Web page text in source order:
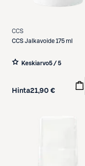
CCS
CCS Jalkavoide 175 ml
Keskiarvo5 / 5
Hinta21,90 €